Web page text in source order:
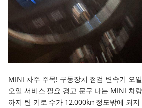
MINI 차주 주목! 구동장치 점검 변속기 오
오일 서비스 필요 경고 문구 나는 MINI 차
까지 탄 키로 수가 12,000km정도밖에 되